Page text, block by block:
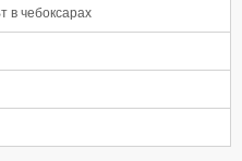
в чебоксарах